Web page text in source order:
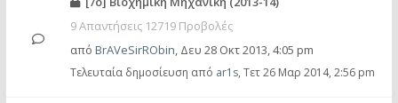
9 Απαντήσεις 12719 Προβολές
από BrAVeSirRObin, Δευ 28 Οκτ 2013, 4:05 pm
Τελευταία δημοσίευση από ar1s, Τετ 26 Μαρ 2014, 2:56 pm